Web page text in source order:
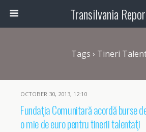
Transilvania
Tags › Tineri
OCTOBER 30, 2013, 12:10
Fundaţia Comunitară acordă burse
o mie de euro pentru tinerii talentaţi